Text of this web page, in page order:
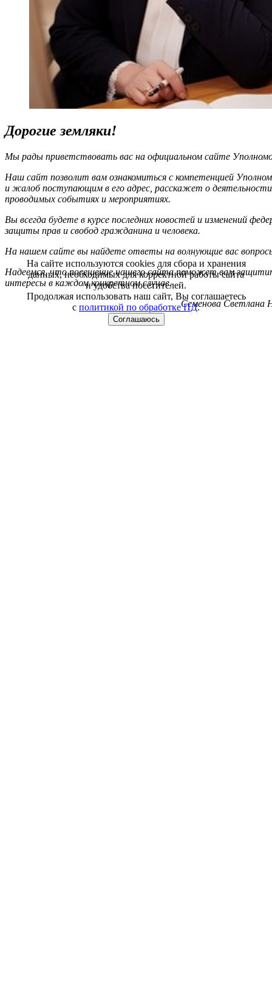
Дорогие земляки!
Мы рады приветствовать вас на официальном сайте
Наш сайт позволит вам ознакомиться с компетенцией
и жалоб поступающим в его адрес, расскажет о
проводимых событиях и мероприятиях.
Вы всегда будете в курсе последних новостей и изменений
защиты прав и свобод гражданина и человека.
На нашем сайте вы найдете ответы на волнующие вас
Надеемся, что посещение нашего сайта поможет вам
интересы в каждом конкретном случае.
Семенова Светлана
На сайте используются cookies для сбора и хранения
данных, необходимых для корректной работы сайта
и удобства посетителей.
Продолжая использовать наш сайт, Вы соглашаетесь
с политикой по обработке ПД.
Соглашаюсь